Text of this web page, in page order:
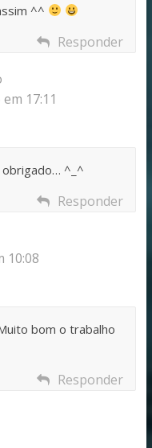
^^
Responder
17:11
obrigado… ^_^
Responder
10:08
bom o trabalho
Responder